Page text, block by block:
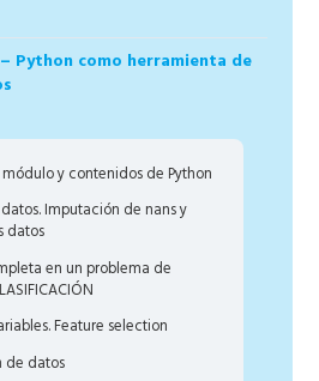
automática
programación para NO
(variables)
tabla de datos
– Python como herramienta de
y contenidos de Python
Imputación de nans y
datos
en un problema de
Feature selection
de datos